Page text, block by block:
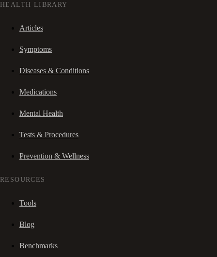
HEALTH LIBRARY
Articles
Symptoms
Diseases & Conditions
Medications
Mental Health
Tests & Procedures
Prevention & Wellness
RESOURCES
Tools
Blog
Benchmarks